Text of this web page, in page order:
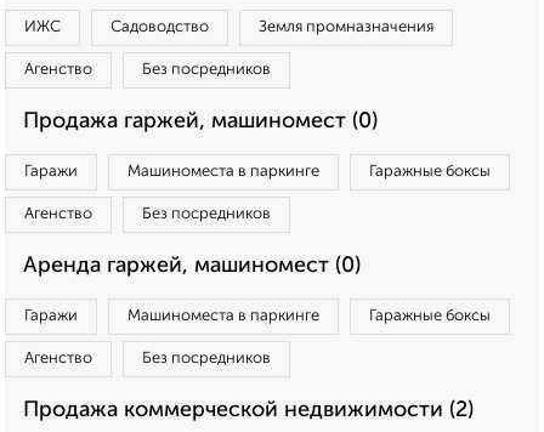
ИЖС Садоводство Земля промназначения
Агенство Без посредников
Продажа гаржей, машиномест (0)
Гаражи Машиноместа в паркинге Гаражные боксы
Агенство Без посредников
Аренда гаржей, машиномест (0)
Гаражи Машиноместа в паркинге Гаражные боксы
Агенство Без посредников
Продажа коммерческой недвижимости (2)